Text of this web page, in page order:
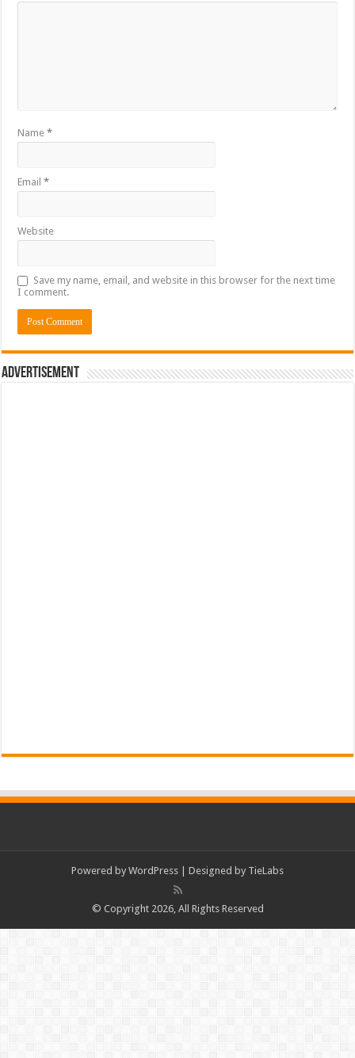
Name*
Email*
Website
Save my name, email, and website in this browser for the next time
I comment.
Advertisement
Powered by WordPress | Designed by TieLabs
© Copyright 2026, All Rights Reserved